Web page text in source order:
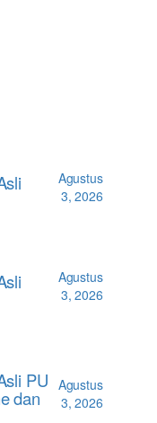
Agustus
3, 2026
Agustus
3, 2026
PU
dan
Agustus
3, 2026